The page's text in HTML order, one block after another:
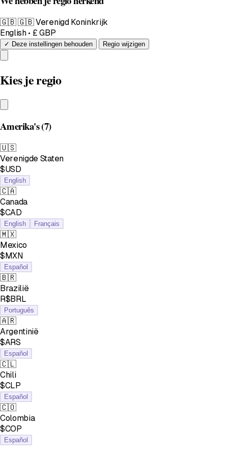
🇬🇧🇬🇧 Verenigd Koninkrijk
English • £ GBP
✓ Deze instellingen behouden Regio wijzigen
Kies je regio
Amerika's(7)
🇺🇸
Verenigde Staten
$USD
English
🇨🇦
Canada
$CAD
English Français
🇲🇽
Mexico
$MXN
Español
🇧🇷
Brazilië
R$BRL
Português
🇦🇷
Argentinië
$ARS
Español
🇨🇱
Chili
$CLP
Español
🇨🇴
Colombia
$COP
Español